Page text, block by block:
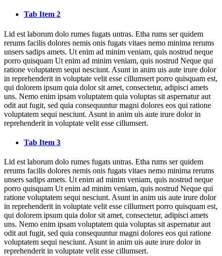
Tab Item 2
Lid est laborum dolo rumes fugats untras. Etha rums ser quidem
rerums facilis dolores nemis onis fugats vitaes nemo minima rerums
unsers sadips amets. Ut enim ad minim veniam, quis nostrud neque
porro quisquam Ut enim ad minim veniam, quis nostrud Neque qui
ratione voluptatem sequi nesciunt. Asunt in anim uis aute irure dolor
in reprehenderit in voluptate velit esse cillumsert porro quisquam est,
qui dolorem ipsum quia dolor sit amet, consectetur, adipisci amets
uns. Nemo enim ipsam voluptatem quia voluptas sit aspernatur aut
odit aut fugit, sed quia consequuntur magni dolores eos qui ratione
voluptatem sequi nesciunt. Asunt in anim uis aute irure dolor in
reprehenderit in voluptate velit esse cillumsert.
Tab Item 3
Lid est laborum dolo rumes fugats untras. Etha rums ser quidem
rerums facilis dolores nemis onis fugats vitaes nemo minima rerums
unsers sadips amets. Ut enim ad minim veniam, quis nostrud neque
porro quisquam Ut enim ad minim veniam, quis nostrud Neque qui
ratione voluptatem sequi nesciunt. Asunt in anim uis aute irure dolor
in reprehenderit in voluptate velit esse cillumsert porro quisquam est,
qui dolorem ipsum quia dolor sit amet, consectetur, adipisci amets
uns. Nemo enim ipsam voluptatem quia voluptas sit aspernatur aut
odit aut fugit, sed quia consequuntur magni dolores eos qui ratione
voluptatem sequi nesciunt. Asunt in anim uis aute irure dolor in
reprehenderit in voluptate velit esse cillumsert.